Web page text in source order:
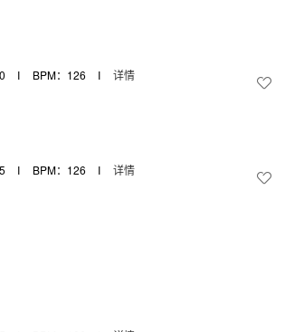
I BPM：126 I 详情
I BPM：126 I 详情